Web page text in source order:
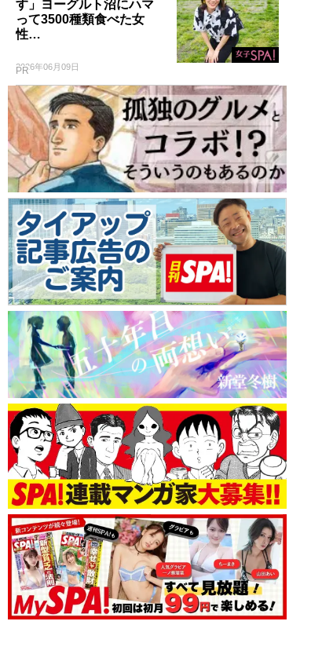
す」ヨーグルト沼にハマ
って3500種類食べた女
性…
2026年06月09日
PR